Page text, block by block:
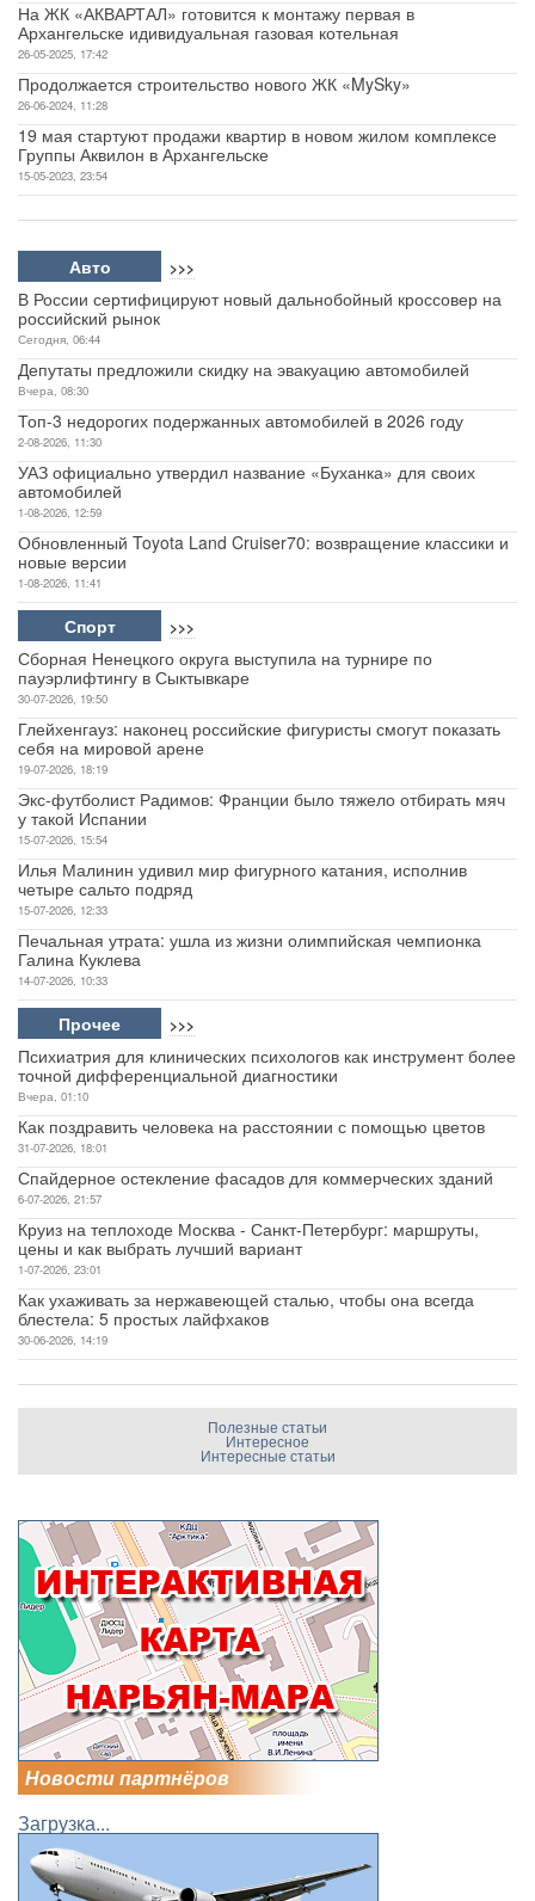
На ЖК «АКВАРТАЛ» готовится к монтажу первая в
Архангельске идивидуальная газовая котельная
26-05-2025, 17:42
Продолжается строительство нового ЖК «MySky»
26-06-2024, 11:28
19 мая стартуют продажи квартир в новом жилом комплексе
Группы Аквилон в Архангельске
15-05-2023, 23:54
Авто >>>
В России сертифицируют новый дальнобойный кроссовер на
российский рынок
Сегодня, 06:44
Депутаты предложили скидку на эвакуацию автомобилей
Вчера, 08:30
Топ-3 недорогих подержанных автомобилей в 2026 году
2-08-2026, 11:30
УАЗ официально утвердил название «Буханка» для своих
автомобилей
1-08-2026, 12:59
Обновленный Toyota Land Cruiser70: возвращение классики и
новые версии
1-08-2026, 11:41
Спорт >>>
Сборная Ненецкого округа выступила на турнире по
пауэрлифтингу в Сыктывкаре
30-07-2026, 19:50
Глейхенгауз: наконец российские фигуристы смогут показать
себя на мировой арене
19-07-2026, 18:19
Экс-футболист Радимов: Франции было тяжело отбирать мяч
у такой Испании
15-07-2026, 15:54
Илья Малинин удивил мир фигурного катания, исполнив
четыре сальто подряд
15-07-2026, 12:33
Печальная утрата: ушла из жизни олимпийская чемпионка
Галина Куклева
14-07-2026, 10:33
Прочее >>>
Психиатрия для клинических психологов как инструмент более
точной дифференциальной диагностики
Вчера, 01:10
Как поздравить человека на расстоянии с помощью цветов
31-07-2026, 18:01
Спайдерное остекление фасадов для коммерческих зданий
6-07-2026, 21:57
Круиз на теплоходе Москва - Санкт-Петербург: маршруты,
цены и как выбрать лучший вариант
1-07-2026, 23:01
Как ухаживать за нержавеющей сталью, чтобы она всегда
блестела: 5 простых лайфхаков
30-06-2026, 14:19
Полезные статьи
Интересное
Интересные статьи
Новости партнёров
Загрузка...